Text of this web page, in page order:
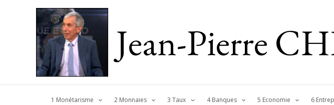
Jean-Pierre
1 Monétarisme 2 Monnaies 3 Taux 4 Banques 5 Economie 6